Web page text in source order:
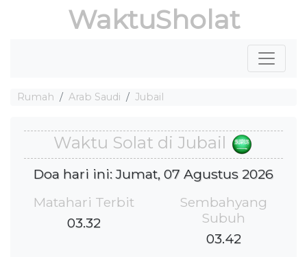
WaktuSholat
Rumah Arab Saudi Jubail
Waktu Solat di Jubail
Doa hari ini: Jumat, 07 Agustus 2026
Matahari Terbit
03.32
Sembahyang
Subuh
03.42